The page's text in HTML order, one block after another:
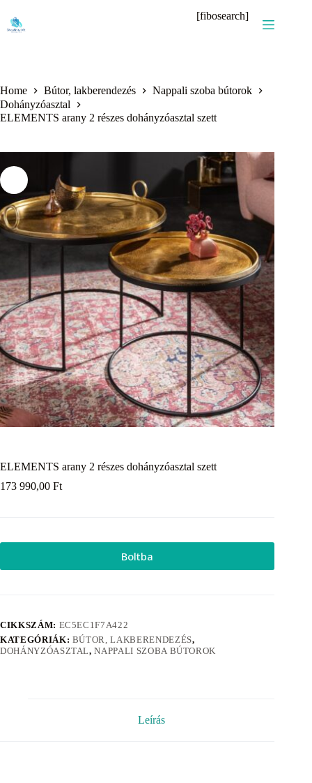
content
[fibosearch]
Home Bútor, lakberendezés
Nappali szoba bútorok
Dohányzóasztal
ELEMENTS arany 2 részes dohányzóasztal szett
ELEMENTS arany 2 részes dohányzóasztal szett
173 990,00 Ft
Boltba
CIKKSZÁM: EC5EC1F7A422
KATEGÓRIÁK: BÚTOR, LAKBERENDEZÉS,
DOHÁNYZÓASZTAL,NAPPALI SZOBA BÚTOROK
Leírás